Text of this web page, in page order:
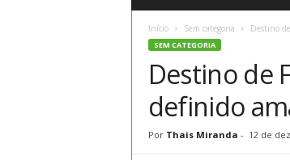
Início Sem categoria Destino
SEM CATEGORIA
Destino de
definido
Por Thais Miranda - 12 de